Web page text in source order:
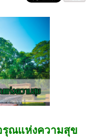
รุณแห่งความสุข